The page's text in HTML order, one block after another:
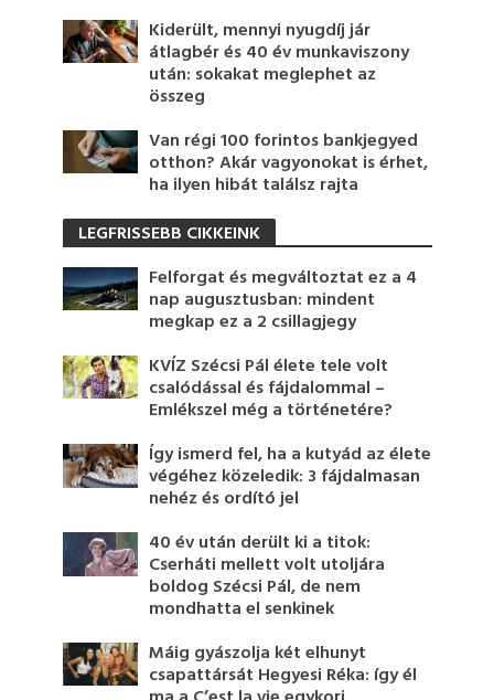
Kiderült, mennyi nyugdíj jár
átlagbér és 40 év munkaviszony
után: sokakat meglephet az
összeg
Van régi 100 forintos bankjegyed
otthon? Akár vagyonokat is érhet,
ha ilyen hibát találsz rajta
LEGFRISSEBB CIKKEINK
Felforgat és megváltoztat ez a 4
nap augusztusban: mindent
megkap ez a 2 csillagjegy
KVÍZ Szécsi Pál élete tele volt
csalódással és fájdalommal –
Emlékszel még a történetére?
Így ismerd fel, ha a kutyád az élete
végéhez közeledik: 3 fájdalmasan
nehéz és ordító jel
40 év után derült ki a titok:
Cserháti mellett volt utoljára
boldog Szécsi Pál, de nem
mondhatta el senkinek
Máig gyászolja két elhunyt
csapattársát Hegyesi Réka: így él